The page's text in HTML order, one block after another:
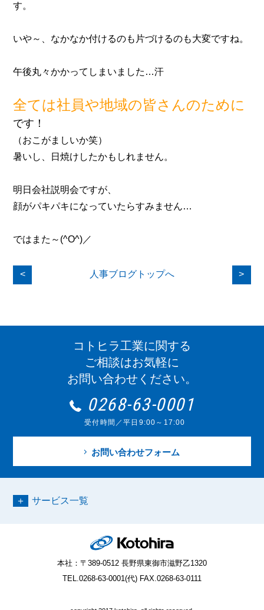
す。
いや～、なかなか付けるのも片づけるのも大変ですね。
午後丸々かかってしまいました…汗
全ては社員や地域の皆さんのために
です！
（おこがましいか笑）
暑いし、日焼けしたかもしれません。
明日会社説明会ですが、
顔がパキパキになっていたらすみません…
ではまた～(^O^)／
< >
人事ブログトップへ
コトヒラ工業に関する
ご相談はお気軽に
お問い合わせください。
0268-63-0001
受付時間／平日9:00～17:00
お問い合わせフォーム
サービス一覧
本社：〒389-0512 長野県東御市滋野乙1320
TEL.0268-63-0001(代) FAX.0268-63-0111